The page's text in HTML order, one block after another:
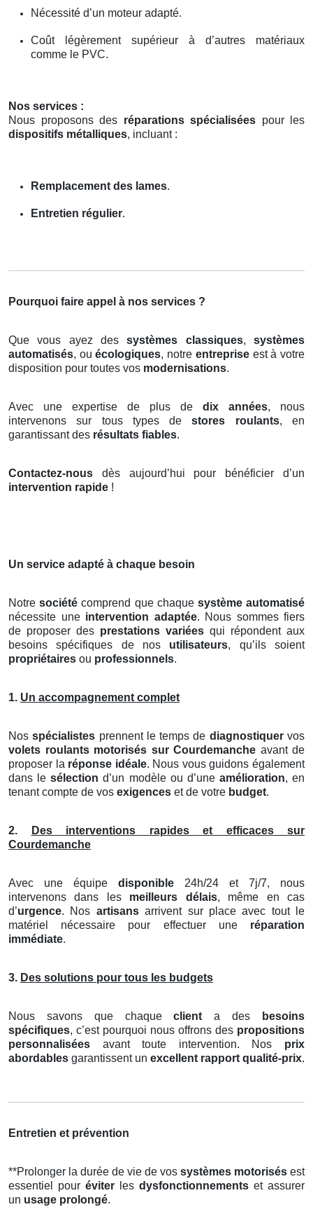
Nécessité d’un moteur adapté.
Coût légèrement supérieur à d’autres matériaux
comme le PVC.
Nos services :
Nous proposons des réparations spécialisées pour les
dispositifs métalliques, incluant :
Remplacement des lames.
Entretien régulier.
Pourquoi faire appel à nos services ?
Que vous ayez dessystèmes classiques,systèmes
automatisés, ouécologiques, notre entrepriseest à votre
disposition pour toutes vos modernisations.
Avec une expertise de plus de dix années, nous
intervenons sur tous types destores roulants, en
garantissant des résultats fiables.
Contactez-nous dès aujourd’hui pour bénéficier d’un
intervention rapide !
Un service adapté à chaque besoin
Notresociété comprend que chaque système automatisé
nécessite une intervention adaptée. Nous sommes fiers
de proposer des prestations variées qui répondent aux
besoins spécifiques de nos utilisateurs, qu’ils soient
propriétaires ou professionnels.
1. Un accompagnement complet
Nosspécialistes prennent le temps de diagnostiquervos
volets roulants motorisés sur Courdemanche avant de
proposer la réponse idéale. Nous vous guidons également
dans lesélection d’un modèle ou d’une amélioration, en
tenant compte de vos exigences et de votre budget.
2.
Des interventions rapides et efficaces sur
Courdemanche
Avec une équipe disponible 24h/24 et 7j/7, nous
intervenons dans les meilleurs délais, même en cas
d’urgence. Nos artisansarrivent sur place avec tout le
matériel nécessaire pour effectuer une réparation
immédiate.
3. Des solutions pour tous les budgets
Nous savons que chaqueclient a des
besoins
spécifiques, c’est pourquoi nous offrons des propositions
personnalisées avant toute intervention. Nos prix
abordables garantissent un excellent rapport qualité-prix.
Entretien et prévention
**Prolonger la durée de vie de vos systèmes motorisés est
essentiel pour éviter les dysfonctionnements et assurer
un usage prolongé.